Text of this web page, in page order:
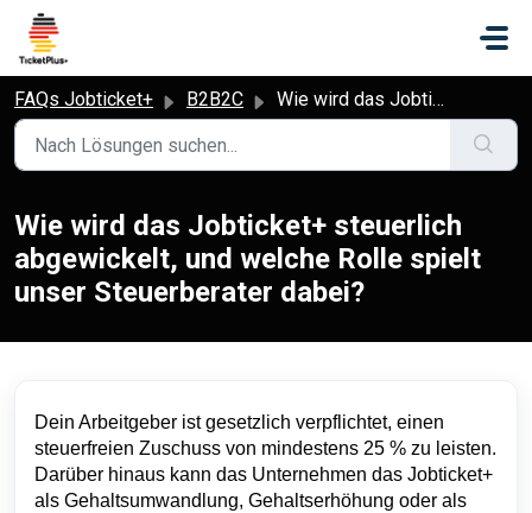
Zum hauptsächlichen Inhalt gehen
FAQs Jobticket+ B2B2C Wie wird das Jobticket+ steuerlich abgewickelt, und welche Rolle spielt unser Steuerberater dabei?
Wie wird das Jobticket+ steuerlich
abgewickelt, und welche Rolle spielt
unser Steuerberater dabei?
Dein Arbeitgeber ist gesetzlich verpflichtet, einen
steuerfreien Zuschuss von mindestens 25 % zu leisten.
Darüber hinaus kann das Unternehmen das Jobticket+
als Gehaltsumwandlung, Gehaltserhöhung oder als